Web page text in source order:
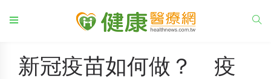
新冠疫苗如何做？ 疫